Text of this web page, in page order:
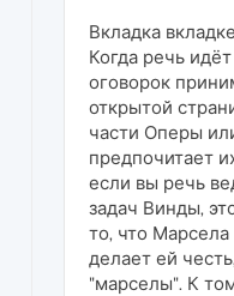
Вкладка
Когда речь
оговорок
открытой
части Оперы
предпочитает
если вы речь
задач Винды,
то, что Марсела
делает ей
"марселы". К